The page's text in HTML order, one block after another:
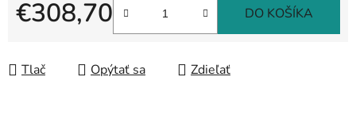
€308,70 DO KOŠÍKA
Tlač Opýtať sa Zdieľať